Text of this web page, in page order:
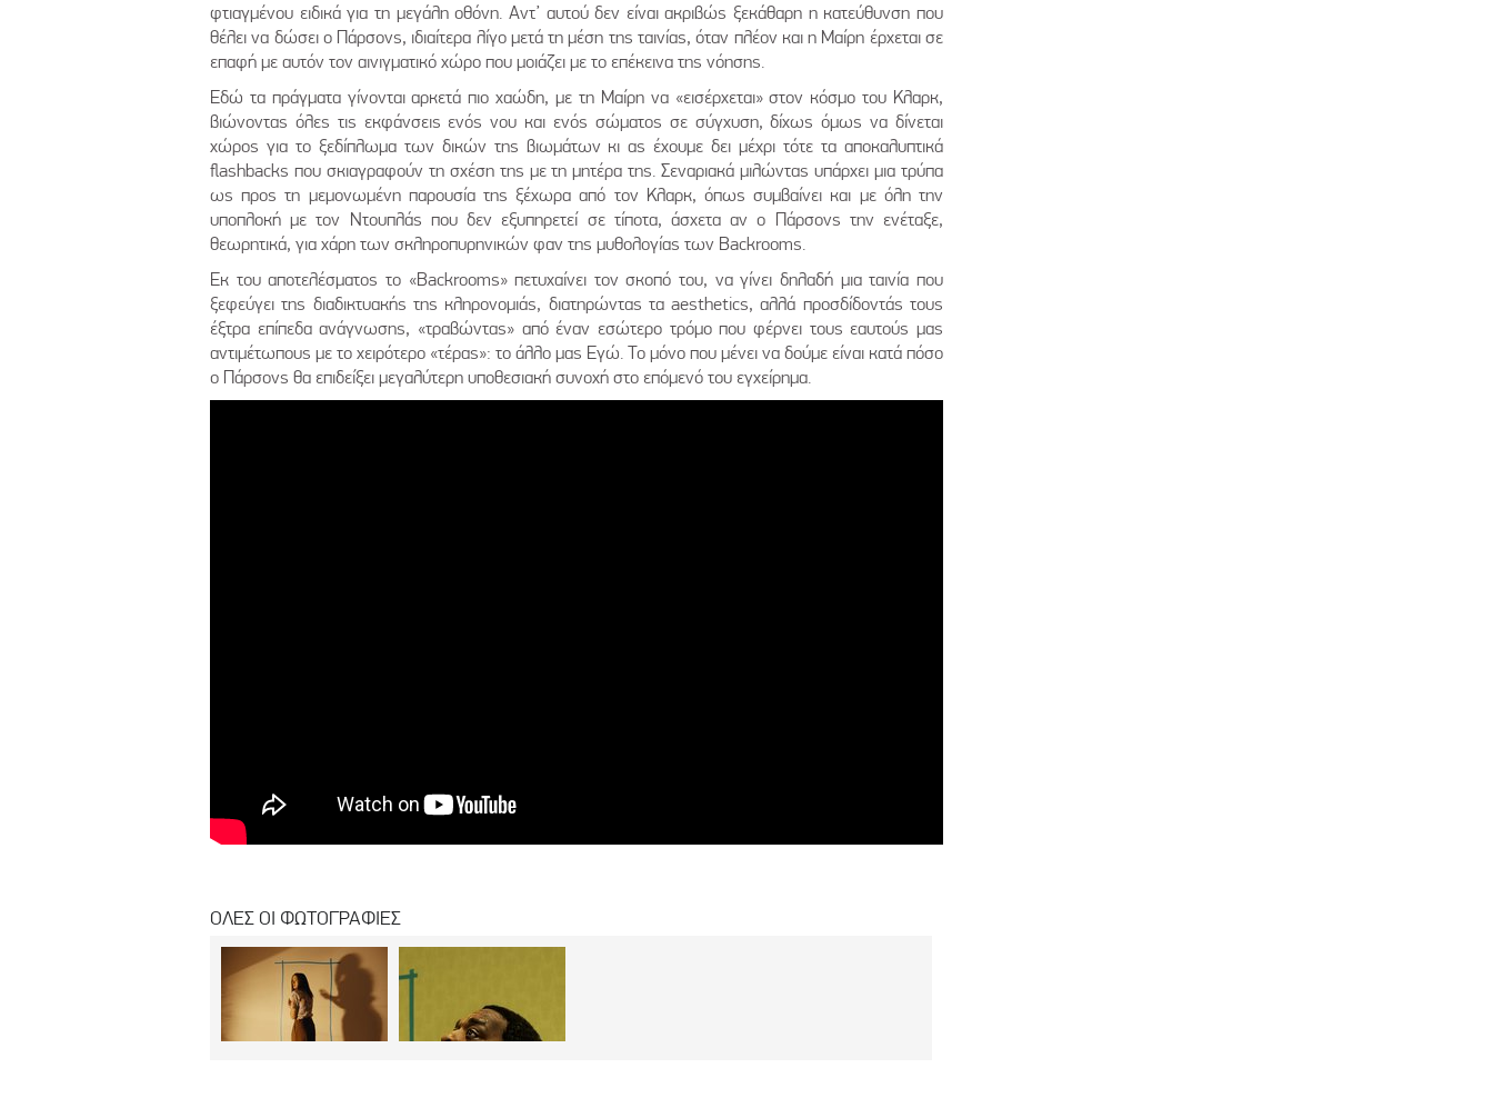
φτιαγμένου ειδικά για τη μεγάλη οθόνη. Αντ’ αυτού δεν είναι ακριβώς ξεκάθαρη η κατεύθυνση που
θέλει να δώσει ο Πάρσονς, ιδιαίτερα λίγο μετά τη μέση της ταινίας, όταν πλέον και η Μαίρη έρχεται σε
επαφή με αυτόν τον αινιγματικό χώρο που μοιάζει με το επέκεινα της νόησης.
Εδώ τα πράγματα γίνονται αρκετά πιο χαώδη, με τη Μαίρη να «εισέρχεται» στον κόσμο του Κλαρκ,
βιώνοντας όλες τις εκφάνσεις ενός νου και ενός σώματος σε σύγχυση, δίχως όμως να δίνεται
χώρος για το ξεδίπλωμα των δικών της βιωμάτων κι ας έχουμε δει μέχρι τότε τα αποκαλυπτικά
flashbacks που σκιαγραφούν τη σχέση της με τη μητέρα της. Σεναριακά μιλώντας υπάρχει μια τρύπα
ως προς τη μεμονωμένη παρουσία της ξέχωρα από τον Κλαρκ, όπως συμβαίνει και με όλη την
υποπλοκή με τον Ντουπλάς που δεν εξυπηρετεί σε τίποτα, άσχετα αν ο Πάρσονς την ενέταξε,
θεωρητικά, για χάρη των σκληροπυρηνικών φαν της μυθολογίας των Backrooms.
Εκ του αποτελέσματος το «Backrooms» πετυχαίνει τον σκοπό του, να γίνει δηλαδή μια ταινία που
ξεφεύγει της διαδικτυακής της κληρονομιάς, διατηρώντας τα aesthetics, αλλά προσδίδοντάς τους
έξτρα επίπεδα ανάγνωσης, «τραβώντας» από έναν εσώτερο τρόμο που φέρνει τους εαυτούς μας
αντιμέτωπους με το χειρότερο «τέρας»: το άλλο μας Εγώ. Το μόνο που μένει να δούμε είναι κατά πόσο
ο Πάρσονς θα επιδείξει μεγαλύτερη υποθεσιακή συνοχή στο επόμενό του εγχείρημα.
ΟΛΕΣ ΟΙ ΦΩΤΟΓΡΑΦΙΕΣ